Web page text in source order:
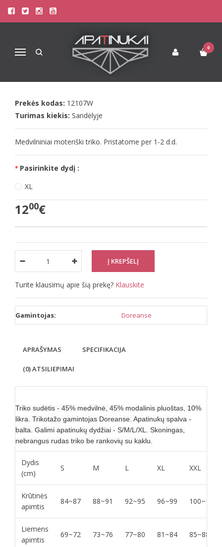
Navigacija
0
Pagrindinis
Apatinis Trikotažas Moterims
Seksualūs triko / bodžiai / glaustinės
DOREANSE MOT. BALTAS TRIKO SU
KAKLU CHOCOLATE
Prekės kodas: 12107W
Turimas kiekis: Sandėlyje
Medvilniniai moteriški triko. Pristatome per 1-2 d.d.
Pasirinkite dydį :
XL
1200€
Turite klausimų apie šią prekę? Klauskite
Gamintojas: Doreanse
APRAŠYMAS SPECIFIKACIJA
(0) ATSILIEPIMAI
Triko sudėtis - 45% medvilnė, 45% modalinis pluoštas, 10%
likra. Trikotažo gamintojas Doreanse. Apatinukų spalva -
balta. Galimi apatinukų dydžiai - S/M/L/XL. Skoningas,
nebrangus rudas triko be rankovių su kaklu.
Dydis
(cm)
S M L XL XXL
Krūtinės
apimtis
84~87 88~91 92~95 96~99 100~103
Liemens
apimtis
69~72 73~76 77~80 81~84 85~88